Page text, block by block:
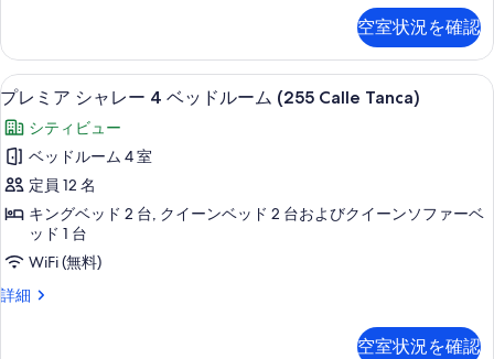
表
示
す
る
の
す
べ
て
の
写
を
表
ウ
ス
(206
Apt
3)
の
詳
細
空室状況を確認
プ
レ
ミ
ア
シ
レ
ー
40
プレミア シャレー 4 ベッドルーム (255 Calle Tanca)
シティビュー
ベッドルーム 4 室
定員 12 名
キングベッド 2 台, クイーンベッド 2 台およびクイーンソファーベ
ッド 1 台
WiFi (無料)
詳細
プ
空室状況を確認